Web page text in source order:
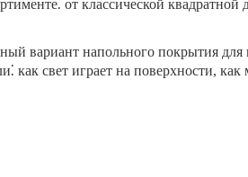
от классической
вариант напольного покрытия
свет играет на поверхности,